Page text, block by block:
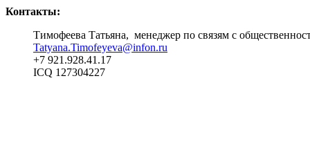
Контакты:
Тимофеева Татьяна, менеджер по связям с
Tatyana.Timofeyeva@infon.ru
+7 921.928.41.17
ICQ 127304227